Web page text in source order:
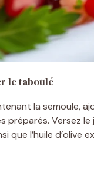
le taboulé
la semoule,
préparés. Versez le
que l’huile d’olive